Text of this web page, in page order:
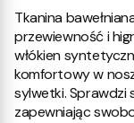
Tkanina
przewiewność i
włókien
komfortowy w
sylwetki. Sprawdzi
zapewniając